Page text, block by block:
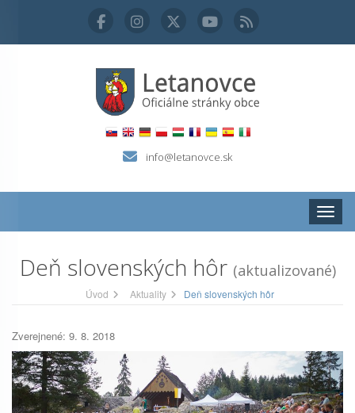
info@letanovce.sk
Deň slovenských hôr (aktualizované)
Úvod Aktuality Deň slovenských hôr
Zverejnené: 9. 8. 2018